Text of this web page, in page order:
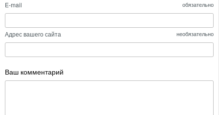
E-mail обязательно
Адрес вашего сайта необязательно
Ваш комментарий